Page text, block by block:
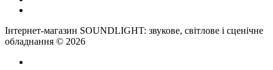
Інтернет-магазин SOUNDLIGHT: звукове, світлове і сценічне
обладнання © 2026